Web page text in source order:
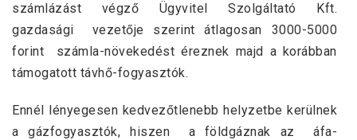
számlázást végző Ügyvitel Szolgáltató Kft.
gazdasági vezetője szerint átlagosan 3000-5000
forint számla-növekedést éreznek majd a korábban
támogatott távhő-fogyasztók.
Ennél lényegesen kedvezőtlenebb helyzetbe kerülnek
a gázfogyasztók, hiszen a földgáznak az áfa-